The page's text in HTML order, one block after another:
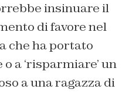
insinuare il
di favore nel
che ha portato
a ‘risparmiare’ un
a una ragazza di